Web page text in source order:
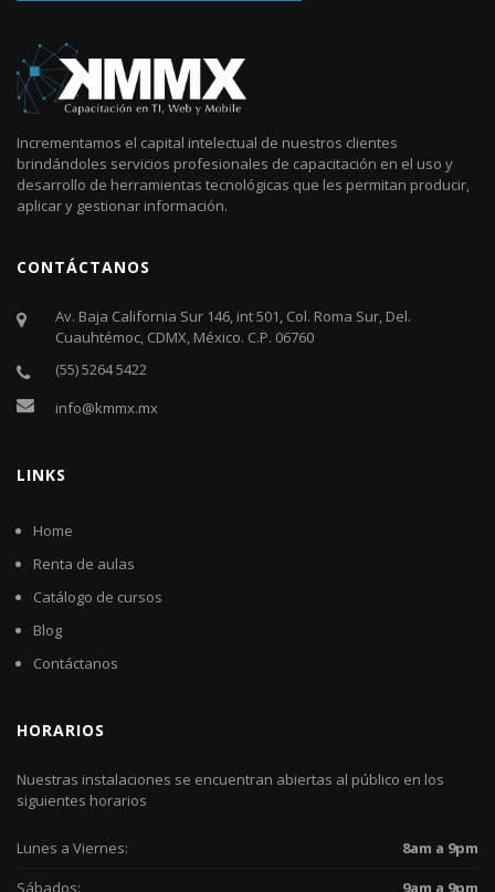
Incrementamos el capital intelectual de nuestros clientes
brindándoles servicios profesionales de capacitación en el uso y
desarrollo de herramientas tecnológicas que les permitan producir,
aplicar y gestionar información.
CONTÁCTANOS
Av. Baja California Sur 146, int 501, Col. Roma Sur, Del.
Cuauhtémoc, CDMX, México. C.P. 06760​
(55) 5264 5422
info@kmmx.mx
LINKS
Home
Renta de aulas
Catálogo de cursos
Blog
Contáctanos
HORARIOS
Nuestras instalaciones se encuentran abiertas al público en los
siguientes horarios
Lunes a Viernes:
8am a 9pm
Sábados:
9am a 9pm